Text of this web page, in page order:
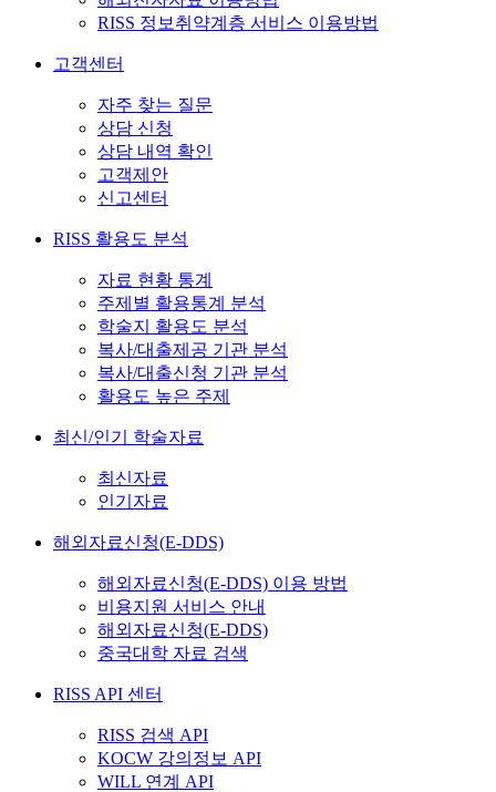
RISS 정보취약계층 서비스 이용방법
고객센터
자주 찾는 질문
상담 신청
상담 내역 확인
고객제안
신고센터
RISS 활용도 분석
자료 현황 통계
주제별 활용통계 분석
학술지 활용도 분석
복사/대출제공 기관 분석
복사/대출신청 기관 분석
활용도 높은 주제
최신/인기 학술자료
최신자료
인기자료
해외자료신청(E-DDS)
해외자료신청(E-DDS) 이용 방법
비용지원 서비스 안내
해외자료신청(E-DDS)
중국대학 자료 검색
RISS API 센터
RISS 검색 API
KOCW 강의정보 API
WILL 연계 API